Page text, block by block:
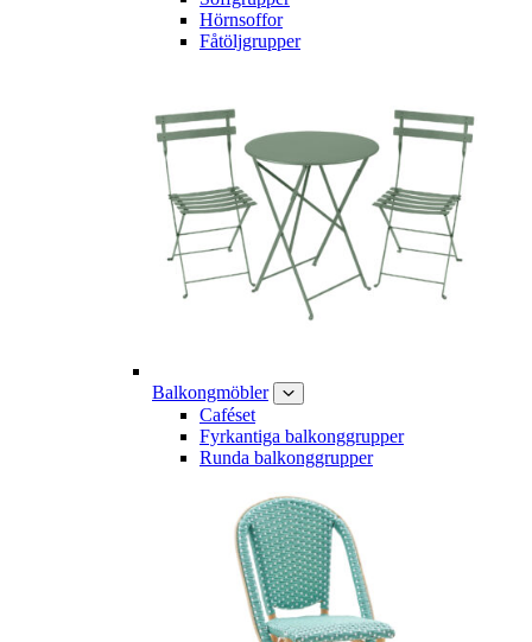
Hörnsoffor
Fåtöljgrupper
Balkongmöbler
Caféset
Fyrkantiga balkonggrupper
Runda balkonggrupper